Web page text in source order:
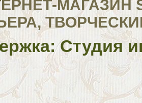
МАГАЗИН
Студия